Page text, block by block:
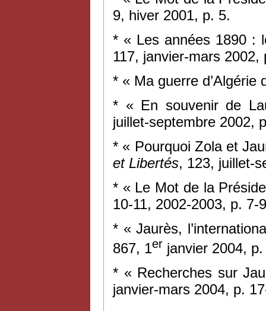
9, hiver 2001, p. 5.
* « Les années 1890 :
117, janvier-mars 2002,
* « Ma guerre
* « En souvenir de
juillet-septembre 2002,
* « Pourquoi Zola et
et Libertés, 123, juillet-
* « Le Mot de la
10-11, 2002-2003, p. 7-
* « Jaurès,
867, 1er janvier 2004,
* « Recherches sur
janvier-mars 2004, p.